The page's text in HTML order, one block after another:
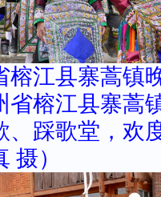
榕江县寨蒿镇
省榕江县寨蒿
、踩歌堂，欢
）